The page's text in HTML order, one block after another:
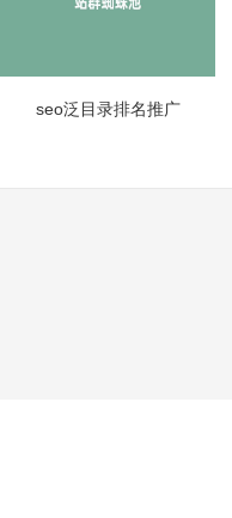
seo泛目录排名推广